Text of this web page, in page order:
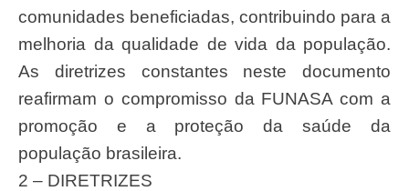
comunidades beneficiadas, contribuindo para a
melhoria da qualidade de vida da população.
As diretrizes constantes neste documento
reafirmam o compromisso da FUNASA com a
promoção e a proteção da saúde da
população brasileira.
2 – DIRETRIZES